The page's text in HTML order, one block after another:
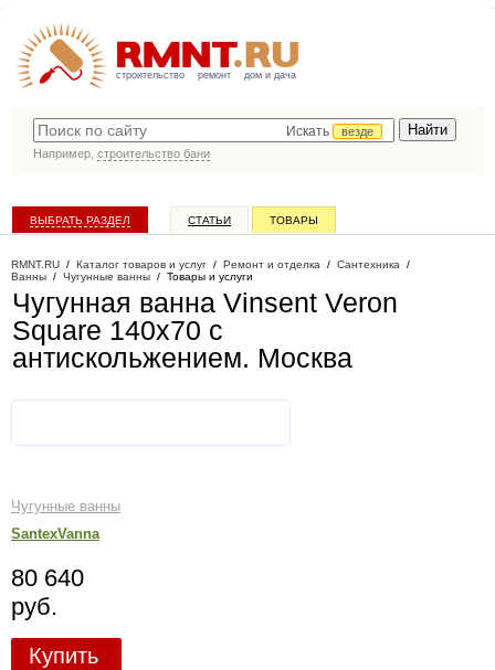
строительство ремонт дом и дача
Искать
везде
Например, строительство бани
ВЫБРАТЬ РАЗДЕЛ СТАТЬИ ТОВАРЫ
RMNT.RU / Каталог товаров и услуг / Ремонт и отделка / Сантехника /
Ванны / Чугунные ванны / Товары и услуги
Чугунная ванна Vinsent Veron
Square 140x70 с
антискольжением. Москва
Чугунные ванны
SantexVanna
80 640
руб.
Купить